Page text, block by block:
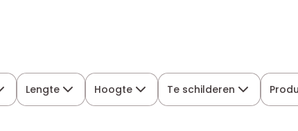
Lengte Hoogte Te schilderen